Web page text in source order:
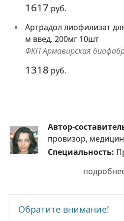
1617 руб.
Артрадол лиофилизат
м введ. 200мг 10шт
ФКП Армавирская
1318 руб.
Автор-
провизор,
Специальность:
Обратите внимание!